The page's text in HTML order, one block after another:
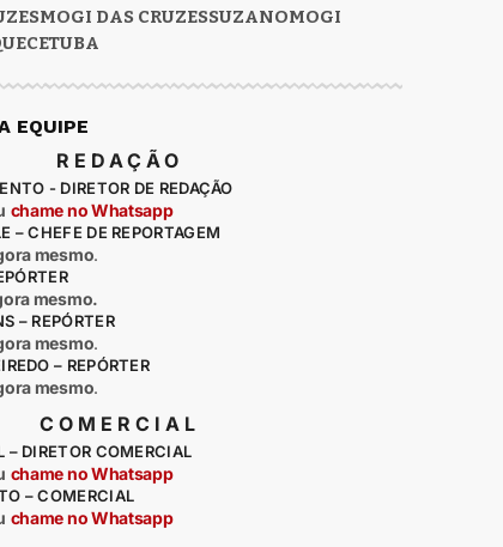
MOGI DAS CRUZESSUZANOMOGI
EQUIPE
REDAÇÃO
- DIRETOR DE REDAÇÃO
chame no Whatsapp
– CHEFE DE REPORTAGEM
mesmo.
mesmo.
– REPÓRTER
mesmo.
– REPÓRTER
mesmo.
COMERCIAL
– DIRETOR COMERCIAL
chame no Whatsapp
– COMERCIAL
chame no Whatsapp